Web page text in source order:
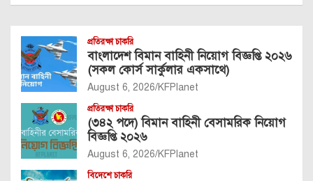
প্রতিরক্ষা চাকরি
বাংলাদেশ বিমান বাহিনী নিয়োগ বিজ্ঞপ্তি ২০২৬
(সকল কোর্স সার্কুলার একসাথে)
August 6, 2026 KFPlanet
প্রতিরক্ষা চাকরি
(৩৪২ পদে) বিমান বাহিনী বেসামরিক নিয়োগ
বিজ্ঞপ্তি ২০২৬
August 6, 2026 KFPlanet
বিদেশে চাকরি